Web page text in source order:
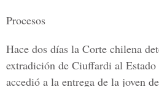
Procesos
Hace dos días la Corte chilena
extradición de Ciuffardi al
accedió a la entrega de la joven